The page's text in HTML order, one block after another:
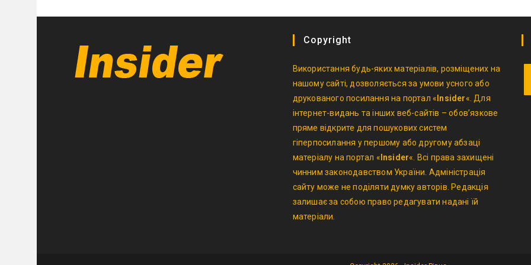
Copyright
Використання будь-яких матеріалів, розміщених на
нашому сайті, дозволяється за умови усного або
друкованого посилання на портал « Insider«. Для
інтернет-видань та інших веб-сайтів – обов’язкове
пряме відкрите для пошукових систем
гіперпосилання у першому або другому абзаці
матеріалу на портал « Insider«. Всі права захищені
чинним законодавством України. Адміністрація
сайту може не поділяти думку авторів. Редакція
залишає за собою право редагувати надані їй
матеріали.